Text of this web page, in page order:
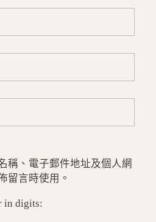
稱、電子郵件地址及個人網
留言時使用。
in digits: